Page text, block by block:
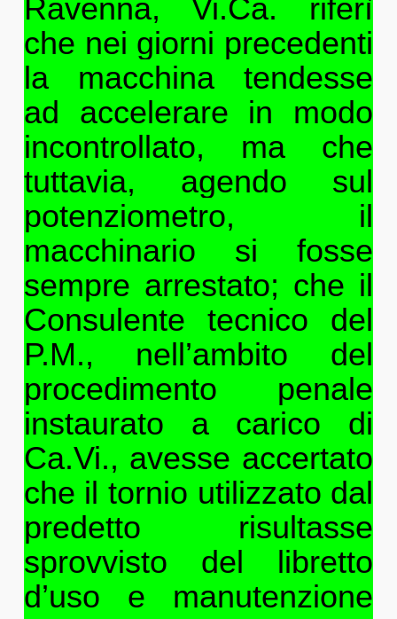
Ravenna, Vi.Ca. riferì
che nei giorni precedenti
la macchina tendesse
ad accelerare in modo
incontrollato, ma che
tuttavia, agendo sul
potenziometro, il
macchinario si fosse
sempre arrestato; che il
Consulente tecnico del
P.M., nell’ambito del
procedimento penale
instaurato a carico di
Ca.Vi., avesse accertato
che il tornio utilizzato dal
predetto risultasse
sprovvisto del libretto
d’uso e manutenzione